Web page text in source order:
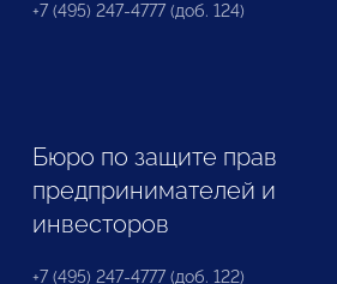
+7 (495) 247-4777 (доб. 124)
Бюро по защите прав
предпринимателей и
инвесторов
+7 (495) 247-4777 (доб. 122)